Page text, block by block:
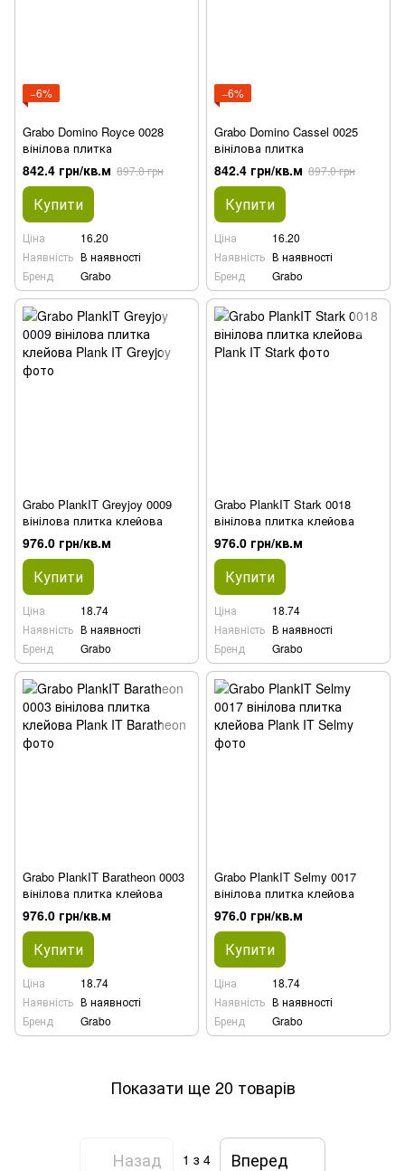
−6%
Grabo Domino Royce 0028
вінілова плитка
842.4 грн/кв.м 897.0 грн
Купити
Ціна
16.20
Наявність В наявності
Бренд
Grabo
−6%
Grabo Domino Cassel 0025
вінілова плитка
842.4 грн/кв.м 897.0 грн
Купити
Ціна
16.20
Наявність В наявності
Бренд
Grabo
Grabo PlankIT Greyjoy 0009
вінілова плитка клейова
976.0 грн/кв.м
Купити
Ціна
18.74
Наявність В наявності
Бренд
Grabo
Grabo PlankIT Stark 0018
вінілова плитка клейова
976.0 грн/кв.м
Купити
Ціна
18.74
Наявність В наявності
Бренд
Grabo
Grabo PlankIT Baratheon 0003
вінілова плитка клейова
976.0 грн/кв.м
Купити
Ціна
18.74
Наявність В наявності
Бренд
Grabo
Grabo PlankIT Selmy 0017
вінілова плитка клейова
976.0 грн/кв.м
Купити
Ціна
18.74
Наявність В наявності
Бренд
Grabo
Показати ще 20 товарів
Назад 1 з 4 Вперед